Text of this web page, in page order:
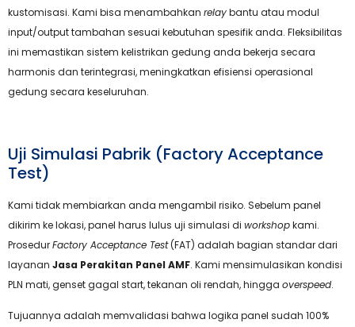
kustomisasi. Kami bisa menambahkan relaybantu atau modul
input/output tambahan sesuai kebutuhan spesifik anda. Fleksibilitas
ini memastikan sistem kelistrikan gedung anda bekerja secara
harmonis dan terintegrasi, meningkatkan efisiensi operasional
gedung secara keseluruhan.
Uji Simulasi Pabrik (Factory Acceptance
Test)
Kami tidak membiarkan anda mengambil risiko. Sebelum panel
dikirim ke lokasi, panel harus lulus uji simulasi di workshopkami.
ProsedurFactory Acceptance Test(FAT) adalah bagian standar dari
layanan Jasa Perakitan Panel AMF. Kami mensimulasikan kondisi
PLN mati, genset gagal start, tekanan oli rendah, hingga overspeed.
Tujuannya adalah memvalidasi bahwa logika panel sudah 100%